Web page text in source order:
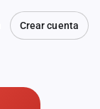
Crear cuenta